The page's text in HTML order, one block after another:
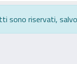
sono riservati, salvo